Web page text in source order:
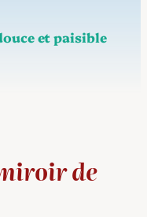
et paisible
de